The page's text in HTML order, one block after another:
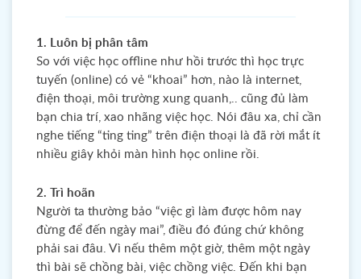
1. Luôn bị phân tâm
So với việc học offline như hồi trước thì học trực
tuyến (online) có vẻ “khoai” hơn, nào là internet,
điện thoại, môi trường xung quanh,.. cũng đủ làm
bạn chia trí, xao nhãng việc học. Nói đâu xa, chỉ cần
nghe tiếng “ting ting” trên điện thoại là đã rời mắt ít
nhiều giây khỏi màn hình học online rồi.
2. Trì hoãn
Người ta thường bảo “việc gì làm được hôm nay
đừng để đến ngày mai”, điều đó đúng chứ không
phải sai đâu. Vì nếu thêm một giờ, thêm một ngày
thì bài sẽ chồng bài, việc chồng việc. Đến khi bạn